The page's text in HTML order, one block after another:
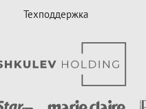
Техподдержка